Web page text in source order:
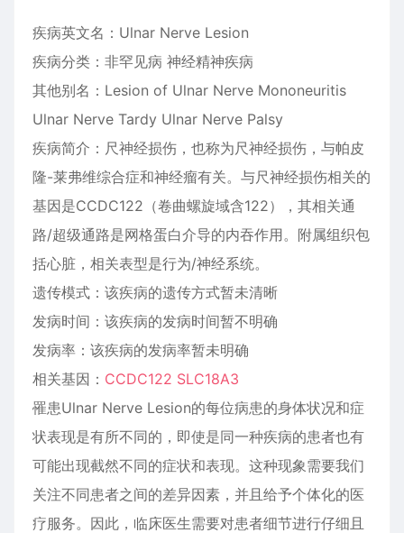
疾病英文名：Ulnar Nerve Lesion
疾病分类：非罕见病 神经精神疾病
其他别名：Lesion of Ulnar Nerve Mononeuritis
Ulnar Nerve Tardy Ulnar Nerve Palsy
疾病简介：尺神经损伤，也称为尺神经损伤，与帕皮
隆-莱弗维综合症和神经瘤有关。与尺神经损伤相关的
基因是CCDC122（卷曲螺旋域含122），其相关通
路/超级通路是网格蛋白介导的内吞作用。附属组织包
括心脏，相关表型是行为/神经系统。
遗传模式：该疾病的遗传方式暂未清晰
发病时间：该疾病的发病时间暂不明确
发病率：该疾病的发病率暂未明确
相关基因： CCDC122 SLC18A3
罹患Ulnar Nerve Lesion的每位病患的身体状况和症
状表现是有所不同的，即使是同一种疾病的患者也有
可能出现截然不同的症状和表现。这种现象需要我们
关注不同患者之间的差异因素，并且给予个体化的医
疗服务。因此，临床医生需要对患者细节进行仔细且